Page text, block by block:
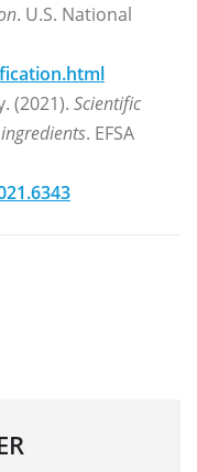
. U.S. National
(2021). Scientific
. EFSA